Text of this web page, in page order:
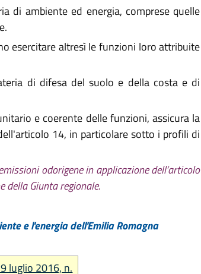
di ambiente ed energia, comprese quelle
esercitare altresì le funzioni loro attribuite
di difesa del suolo e della costa e di
e coerente delle funzioni, assicura la
14, in particolare sotto i profili di
odorigene in applicazione dell’articolo
della Giunta regionale.
e l'energia dell'Emilia Romagna
luglio 2016, n.